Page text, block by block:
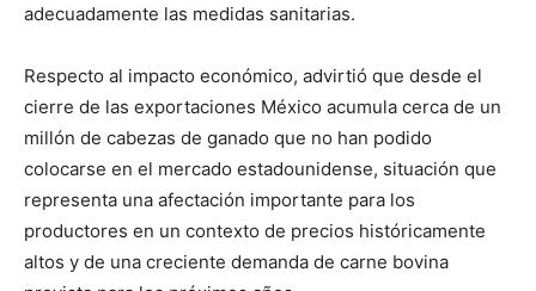
adecuadamente las medidas sanitarias.
Respecto al impacto económico, advirtió que desde el
cierre de las exportaciones México acumula cerca de un
millón de cabezas de ganado que no han podido
colocarse en el mercado estadounidense, situación que
representa una afectación importante para los
productores en un contexto de precios históricamente
altos y de una creciente demanda de carne bovina